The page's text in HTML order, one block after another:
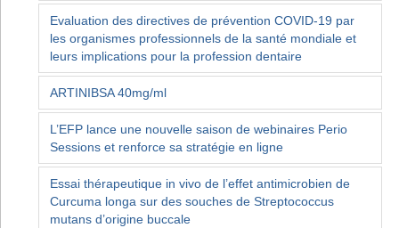
Evaluation des directives de prévention COVID-19 par
les organismes professionnels de la santé mondiale et
leurs implications pour la profession dentaire
ARTINIBSA 40mg/ml
L’EFP lance une nouvelle saison de webinaires Perio
Sessions et renforce sa stratégie en ligne
Essai thérapeutique in vivo de l’effet antimicrobien de
Curcuma longa sur des souches de Streptococcus
mutans d’origine buccale